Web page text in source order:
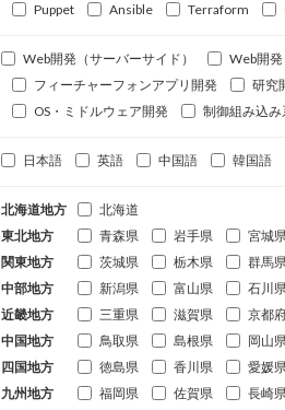
Puppet
Ansible Terraform
Web開発（サーバーサイド） Web開発
フィーチャーフォンアプリ開発
研究
OS・ミドルウェア開発
制御組み込み
日本語 英語 中国語 韓国語
北海道地方
北海道
東北地方
青森県 岩手県 宮城
関東地方
茨城県 栃木県 群馬
中部地方
新潟県 富山県 石川
近畿地方
三重県 滋賀県 京都
中国地方
鳥取県 島根県 岡山
四国地方
徳島県 香川県 愛媛
九州地方
福岡県 佐賀県 長崎